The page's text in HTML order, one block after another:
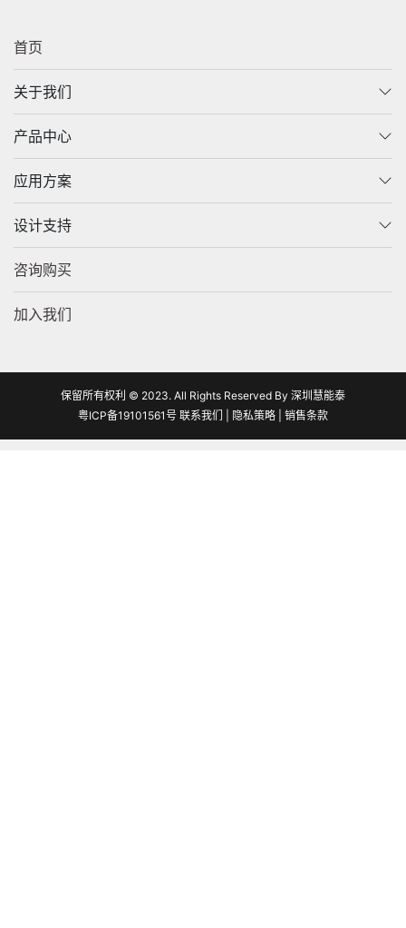
首页
关于我们
产品中心
应用方案
设计支持
咨询购买
加入我们
保留所有权利 © 2023. All Rights Reserved By 深圳慧能泰
粤ICP备19101561号 联系我们 隐私策略 销售条款